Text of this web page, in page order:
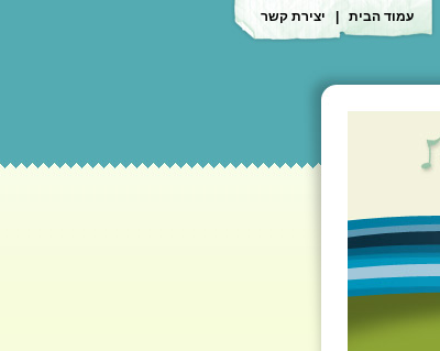
עמוד הבית יצירת קשר